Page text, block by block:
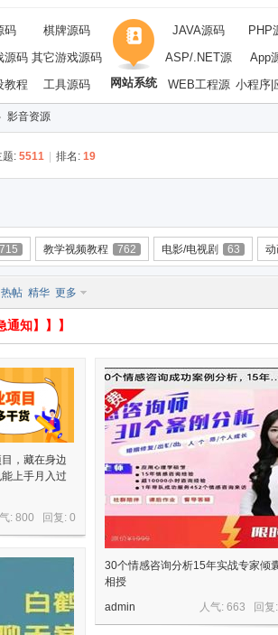
码
棋牌源码
源码 其它游戏源码
教程
工具源码 网站系统
JAVA源码
PHP
ASP/.NET源
码
App
WEB工程源 小程序|
影音资源
题: 5511 排名: 19
715 教学视频教程 762 电影/电视剧 63
热帖 精华 更多
通知】】】
，藏在身边
上手月入过
: 800 回复: 0
30个情感咨询分析15年实战专家倾
相授
人气: 663 回
admin